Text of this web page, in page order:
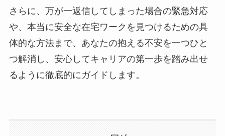
さらに、万が一返信してしまった場合の緊急対応
や、本当に安全な在宅ワークを見つけるための具
体的な方法まで、あなたの抱える不安を一つひと
つ解消し、安心してキャリアの第一歩を踏み出せ
るように徹底的にガイドします。